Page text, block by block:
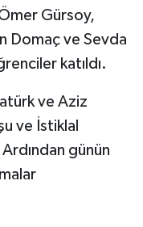
Gürsoy,
Domaç ve Sevda
katıldı.
ve Aziz
ve İstiklal
Ardından günün